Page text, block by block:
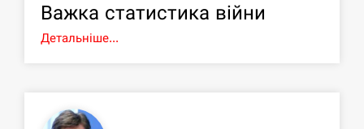
Важка статистика війни
Детальніше...